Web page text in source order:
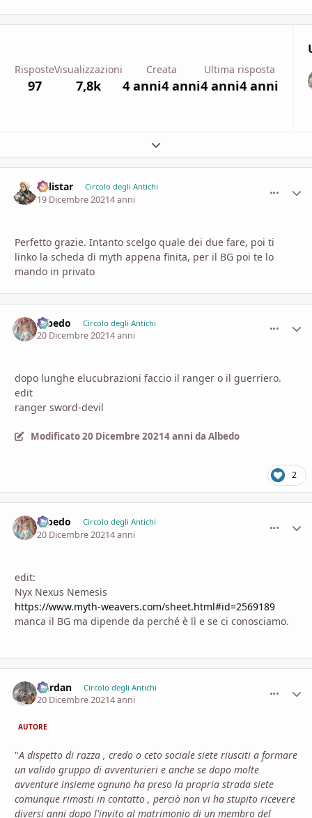
Risposte
97
Visualizzazioni
7,8k
Creata
4 anni4 anni
Ultima risposta
4 anni4 anni
Espandi panoramica del topic
Calistar Circolo degli Antichi
19 Dicembre 20214 anni
Perfetto grazie. Intanto scelgo quale dei due fare, poi ti
linko la scheda di myth appena finita, per il BG poi te lo
mando in privato
Albedo Circolo degli Antichi
20 Dicembre 20214 anni
dopo lunghe elucubrazioni faccio il ranger o il guerriero.
edit
ranger sword-devil
Modificato20 Dicembre 20214 anni da Albedo
2
Albedo Circolo degli Antichi
20 Dicembre 20214 anni
edit:
Nyx Nexus Nemesis
https://www.myth-weavers.com/sheet.html#id=2569189
manca il BG ma dipende da perché è lì e se ci conosciamo.
Dardan Circolo degli Antichi
20 Dicembre 20214 anni
AUTORE
"A dispetto di razza , credo o ceto sociale siete riusciti a formare
un valido gruppo di avventurieri e anche se dopo molte
avventure insieme ognuno ha preso la propria strada siete
comunque rimasti in contatto , perciò non vi ha stupito ricevere
diversi anni dopo l'invito al matrimonio di un membro del